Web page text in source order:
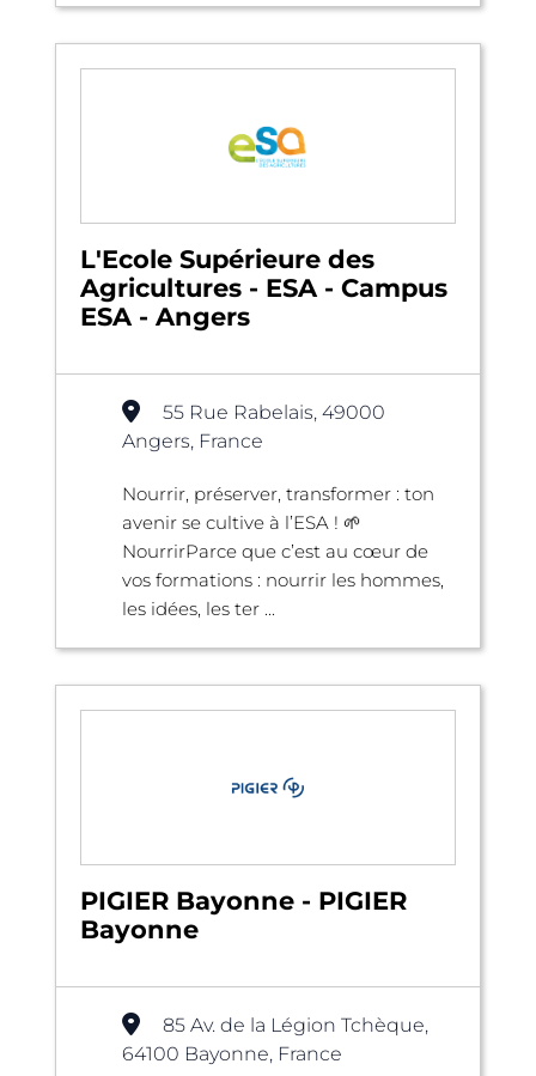
L'Ecole Supérieure des
Agricultures - ESA - Campus
ESA - Angers
55 Rue Rabelais, 49000
Angers, France
Nourrir, préserver, transformer : ton
avenir se cultive à l’ESA ! 🌱
NourrirParce que c’est au cœur de
vos formations : nourrir les hommes,
les idées, les ter ...
PIGIER Bayonne - PIGIER
Bayonne
85 Av. de la Légion Tchèque,
64100 Bayonne, France